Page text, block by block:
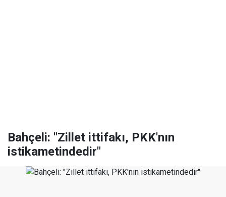
Bahçeli: "Zillet ittifakı, PKK'nın
istikametindedir"